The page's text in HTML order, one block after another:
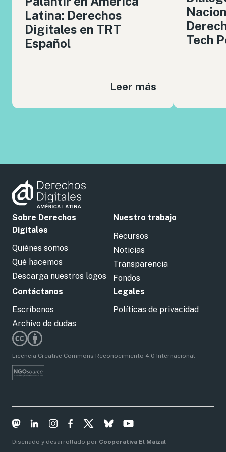
Latina: Derechos
Digitales en TRT
Español
Leer más
Tech
Sobre Derechos
Digitales
Quiénes somos
Qué hacemos
Descarga nuestros logos
Nuestro trabajo
Recursos
Noticias
Transparencia
Fondos
Contáctanos
Escríbenos
Archivo de dudas
Legales
Políticas de privacidad
Licencia Creative Commons Reconocimiento 4.0 Internacional
Diseñado y desarrollado por Cooperativa El Maizal